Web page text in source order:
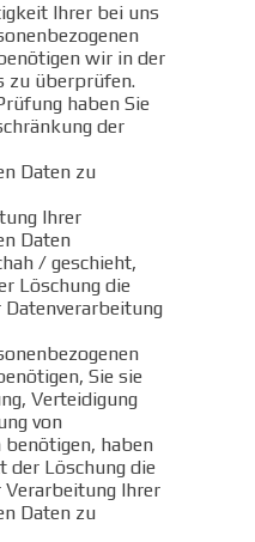
Ihrer bei uns
wir in der
zu überprüfen.
haben Sie
der
Daten zu
Ihrer
Daten
/ geschieht,
Löschung die
Datenverarbeitung
Sie sie
Verteidigung
von
benötigen, haben
der Löschung die
Verarbeitung Ihrer
Daten zu